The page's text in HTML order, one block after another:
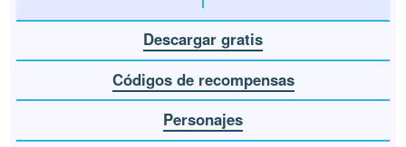
Descargar gratis
Códigos de recompensas
Personajes